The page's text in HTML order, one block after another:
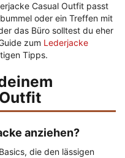
Casual Outfit passt
oder ein Treffen mit
das Büro solltest du eher
zum Lederjacke
Tipps.
anziehen?
die den lässigen